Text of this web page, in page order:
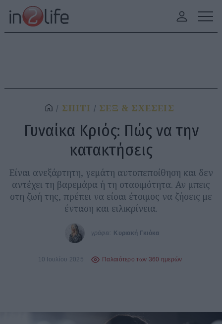
ΣΠΙΤΙ ΣΕΞ & ΣΧΕΣΕΙΣ
Γυναίκα Κριός: Πώς να την
κατακτήσεις
Είναι ανεξάρτητη, γεμάτη αυτοπεποίθηση και δεν
αντέχει τη βαρεμάρα ή τη στασιμότητα. Αν μπεις
στη ζωή της, πρέπει να είσαι έτοιμος να ζήσεις με
ένταση και ειλικρίνεια.
γράφει: Κυριακή Γκιόκα
10 Ιουλίου 2025 Παλαιότερο των 360 ημερών